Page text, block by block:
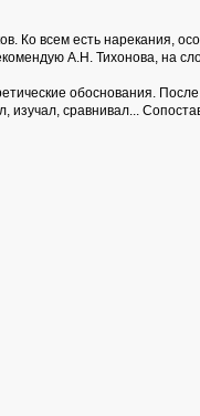
Ко всем есть нарекания,
А.Н. Тихонова, на
обоснования.
сравнивал...